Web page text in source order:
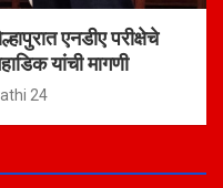
एनडीए परीक्षेचे
यांची मागणी
24